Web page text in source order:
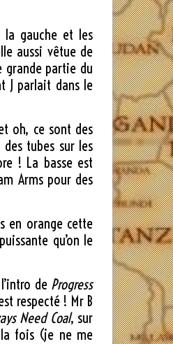
la gauche et les
aussi vêtue de
grande partie du
J parlait dans le
oh, ce sont des
tubes sur les
! La basse est
Arms pour des
en orange cette
qu’on le
de Progress
respecté ! Mr B
Need Coal, sur
la fois (je ne me